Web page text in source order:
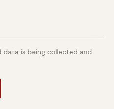
is being collected and